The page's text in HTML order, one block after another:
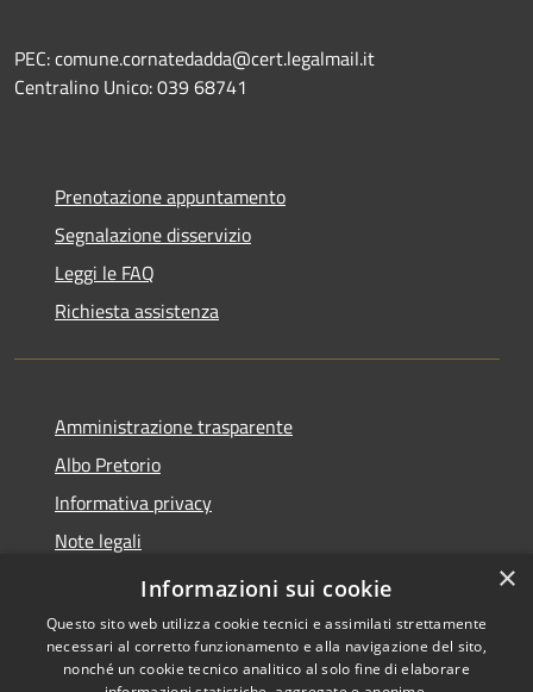
PEC: comune.cornatedadda@cert.legalmail.it
Centralino Unico: 039 68741
Prenotazione appuntamento
Segnalazione disservizio
Leggi le FAQ
Richiesta assistenza
Amministrazione trasparente
Albo Pretorio
Informativa privacy
Note legali
Dichiarazione di accessibilità
×
Informazioni sui cookie
Questo sito web utilizza cookie tecnici e assimilati strettamente
necessari al corretto funzionamento e alla navigazione del sito,
nonché un cookie tecnico analitico al solo fine di elaborare